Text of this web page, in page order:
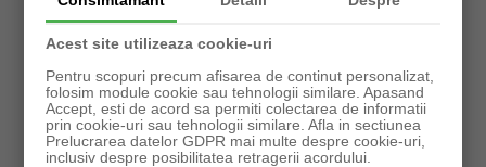
Acest site utilizeaza cookie-uri
Pentru scopuri precum afisarea de continut personalizat,
folosim module cookie sau tehnologii similare. Apasand
Accept, esti de acord sa permiti colectarea de informatii
prin cookie-uri sau tehnologii similare. Afla in sectiunea
Prelucrarea datelor GDPR mai multe despre cookie-uri,
inclusiv despre posibilitatea retragerii acordului.